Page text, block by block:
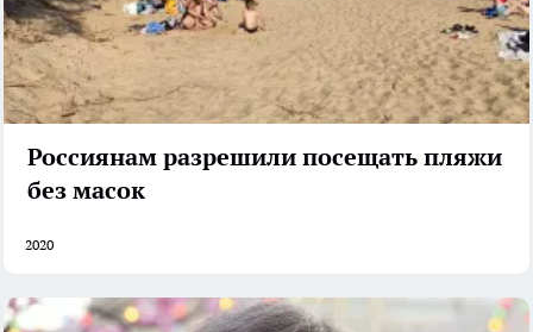
Россиянам разрешили посещать пляжи
без масок
2020